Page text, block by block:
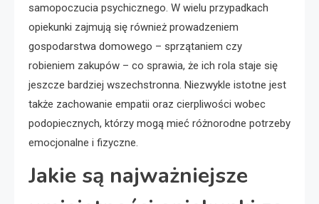
samopoczucia psychicznego. W wielu przypadkach
opiekunki zajmują się również prowadzeniem
gospodarstwa domowego – sprzątaniem czy
robieniem zakupów – co sprawia, że ich rola staje się
jeszcze bardziej wszechstronna. Niezwykle istotne jest
także zachowanie empatii oraz cierpliwości wobec
podopiecznych, którzy mogą mieć różnorodne potrzeby
emocjonalne i fizyczne.
Jakie są najważniejsze